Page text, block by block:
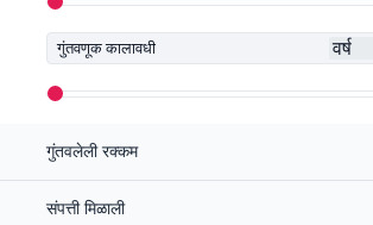
गुंतवणूक कालावधी वर्ष
गुंतवलेली रक्कम
संपत्ती मिळाली